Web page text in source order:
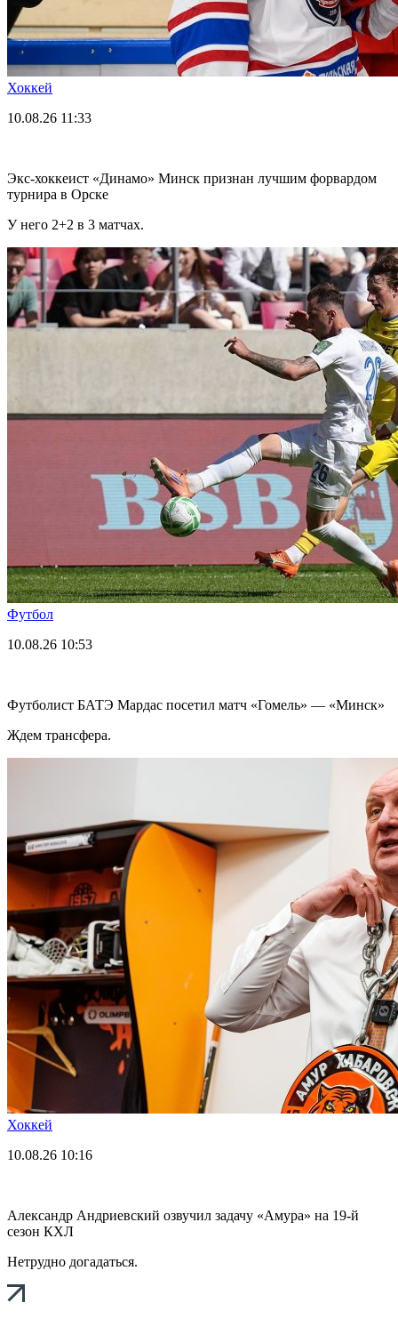
Хоккей
10.08.26 11:33
Экс-хоккеист «Динамо» Минск признан лучшим форвардом
турнира в Орске
У него 2+2 в 3 матчах.
Футбол
10.08.26 10:53
Футболист БАТЭ Мардас посетил матч «Гомель» — «Минск»
Ждем трансфера.
Хоккей
10.08.26 10:16
Александр Андриевский озвучил задачу «Амура» на 19-й
сезон КХЛ
Нетрудно догадаться.